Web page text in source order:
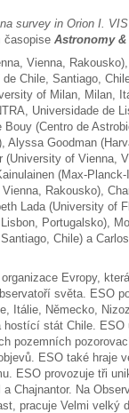
survey in Orion I.
časopise Astronomy
Vienna,
Chile, Santiago,
of Milan, Milan,
Universidade de
(Centro de
Goodman
of Vienna,
(Max-
Rakousko),
Lada (University of
Portugalsko),
Chile) a
Evropy,
světa. ESO
Itálie, Německo,
stát Chile. ESO
pozemních
ESO také hraje
ESO provozuje tři
Chajnantor. Na
pracuje Velmi velký